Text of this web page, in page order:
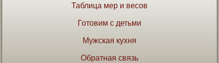
Таблица мер и весов
Готовим с детьми
Мужская кухня
Обратная связь